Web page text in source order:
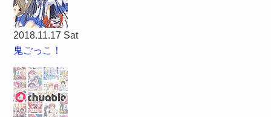
2018.11.17 Sat
鬼ごっこ！